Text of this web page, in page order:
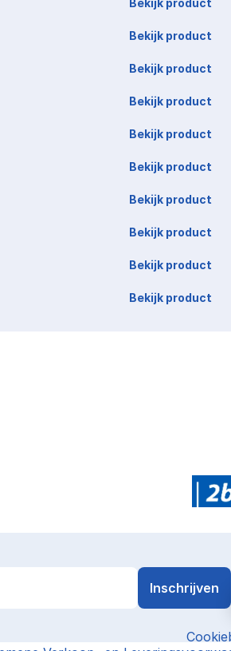
Bekijk product
Bekijk product
Bekijk product
Bekijk product
Bekijk product
Bekijk product
Bekijk product
Bekijk product
Bekijk product
Bekijk product